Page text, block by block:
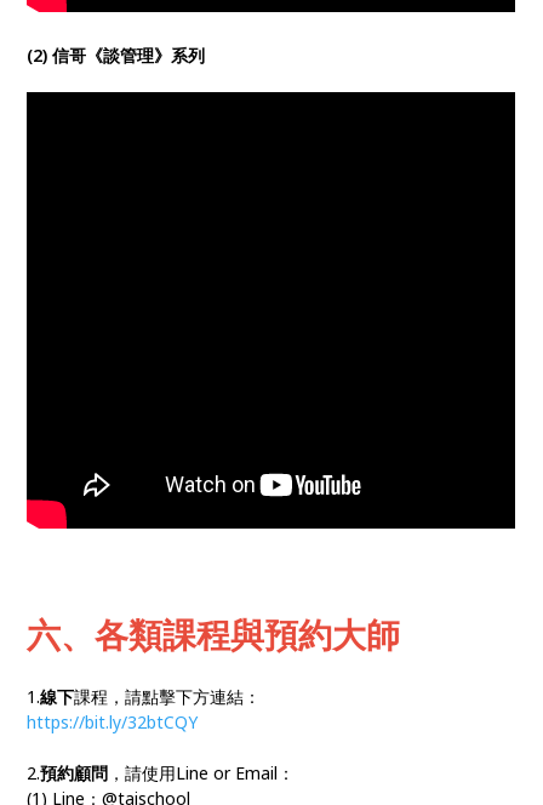
(2) 信哥《談管理》系列
六、各類課程與預約大師
1.線下課程，請點擊下方連結：
https://bit.ly/32btCQY
2.預約顧問 ，請使用Line or Email：
(1) Line：@taischool